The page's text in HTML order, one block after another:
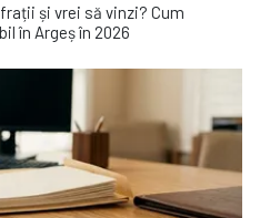
și vrei să vinzi? Cum
în Argeș în 2026